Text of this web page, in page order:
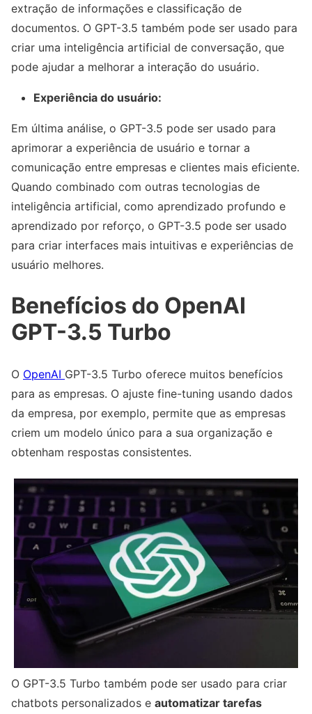
extração de informações e classificação de
documentos. O GPT-3.5 também pode ser usado para
criar uma inteligência artificial de conversação, que
pode ajudar a melhorar a interação do usuário.
Experiência do usuário:
Em última análise, o GPT-3.5 pode ser usado para
aprimorar a experiência de usuário e tornar a
comunicação entre empresas e clientes mais eficiente.
Quando combinado com outras tecnologias de
inteligência artificial, como aprendizado profundo e
aprendizado por reforço, o GPT-3.5 pode ser usado
para criar interfaces mais intuitivas e experiências de
usuário melhores.
Benefícios do OpenAI
GPT-3.5 Turbo
O OpenAI GPT-3.5 Turbo oferece muitos benefícios
para as empresas. O ajuste fine-tuning usando dados
da empresa, por exemplo, permite que as empresas
criem um modelo único para a sua organização e
obtenham respostas consistentes.
O GPT-3.5 Turbo também pode ser usado para criar
chatbots personalizados e automatizar tarefas